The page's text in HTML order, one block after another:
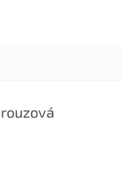
je 5 z 5 hvězdiček.